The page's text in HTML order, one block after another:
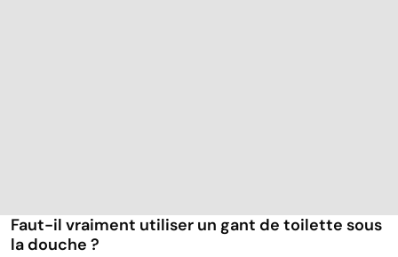
Faut-il vraiment utiliser un gant de toilette sous
la douche ?